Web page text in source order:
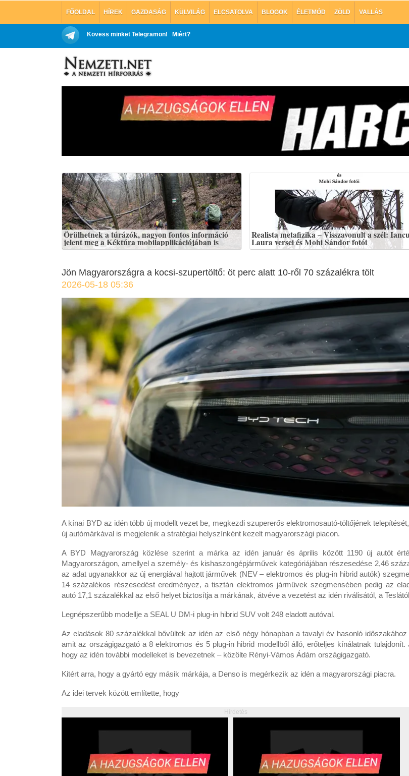
FŐOLDAL HÍREK GAZDASÁG KÜLVILÁG ELCSATOLVA BLOGOK ÉLETMÓD ZÖLD VALLÁS
Kövess minket Telegramon! Miért?
Örülhetnek a túrázók, nagyon fontos információ
jelent meg a Kéktúra mobilapplikációjában is
Realista metafizika – Visszavonult a szél:
Laura versei és Mohi Sándor fotói
Jön Magyarországra a kocsi-szupertöltő: öt perc alatt 10-ről 70 százalékra tölt
2026-05-18 05:36
A kínai BYD az idén több új modellt vezet be, megkezdi szupererős elektromosautó-töltőjének
új autómárkával is megjelenik a stratégiai helyszínként kezelt magyarországi piacon.
A BYD Magyarország közlése szerint a márka az idén január és április között 1190 új autót
Magyarországon, amellyel a személy- és kishaszongépjárművek kategóriájában részesedése 2,46
az adat ugyanakkor az új energiával hajtott járművek (NEV – elektromos és plug-in hibrid autók)
14 százalékos részesedést eredményez, a tisztán elektromos járművek szegmensében pedig az
autó 17,1 százalékkal az első helyet biztosítja a márkának, átvéve a vezetést az idén riválisától, a
Legnépszerűbb modellje a SEAL U DM-i plug-in hibrid SUV volt 248 eladott autóval.
Az eladások 80 százalékkal bővültek az idén az első négy hónapban a tavalyi év hasonló időszakához
amit az országigazgató a 8 elektromos és 5 plug-in hibrid modellből álló, erőteljes kínálatnak tulajdonít.
hogy az idén további modelleket is bevezetnek – közölte Rényi-Vámos Ádám országigazgató.
Kitért arra, hogy a gyártó egy másik márkája, a Denso is megérkezik az idén a magyarországi piacra.
Az idei tervek között említette, hogy
Hírdetés